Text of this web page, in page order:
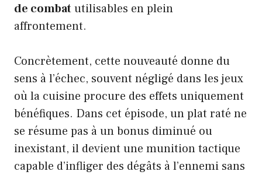
de combatutilisables en plein
affrontement.
Concrètement, cette nouveauté donne du
sens à l’échec, souvent négligé dans les jeux
où la cuisine procure des effets uniquement
bénéfiques. Dans cet épisode, un plat raté ne
se résume pas à un bonus diminué ou
inexistant, il devient une munition tactique
capable d’infliger des dégâts à l’ennemi sans